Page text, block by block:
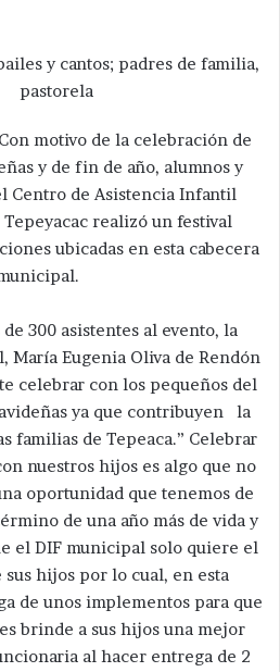
y cantos; padres de familia,
pastorela
motivo de la celebración de
y de fin de año, alumnos y
Centro de Asistencia Infantil
realizó un festival
ubicadas en esta cabecera
300 asistentes al evento, la
María Eugenia Oliva de Rendón
celebrar con los pequeños del
ya que contribuyen la
de Tepeaca.” Celebrar
nuestros hijos es algo que no
oportunidad que tenemos de
de una año más de vida y
el DIF municipal solo quiere el
sus hijos por lo cual, en esta
de unos implementos para que
brinde a sus hijos una mejor
al hacer entrega de 2